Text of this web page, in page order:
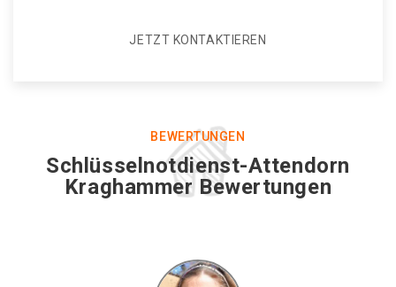
JETZT KONTAKTIEREN
BEWERTUNGEN
Schlüsselnotdienst-Attendorn
Kraghammer Bewertungen